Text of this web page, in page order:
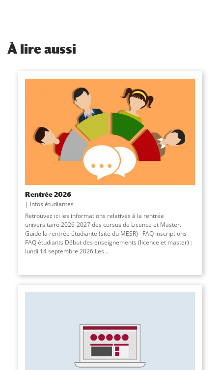
À lire aussi
Rentrée 2026
Infos étudiantes
Retrouvez ici les informations relatives à la rentrée
universitaire 2026-2027 des cursus de Licence et Master.
Guide la rentrée étudiante (site du MESR) FAQ inscriptions
FAQ étudiants Début des enseignements (licence et master) :
lundi 14 septembre 2026 Les...